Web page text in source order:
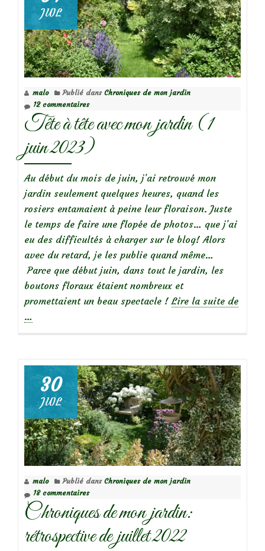
jardin…
JUIL
malo Publié dans Chroniques de mon jardin
12 commentaires
Tête à tête avec mon jardin (1
juin 2023)
Au début du mois de juin, j’ai retrouvé mon
jardin seulement quelques heures, quand les
rosiers entamaient à peine leur floraison. Juste
le temps de faire une flopée de photos… que j’ai
eu des difficultés à charger sur le blog! Alors
avec du retard, je les publie quand même…
Parce que début juin, dans tout le jardin, les
boutons floraux étaient nombreux et
promettaient un beau spectacle ! Lire la suite de
avec
mon
jardin
(1
juin
2023)
…
30
JUIL
malo Publié dans Chroniques de mon jardin
18 commentaires
Chroniques de mon jardin:
rétrospective de juillet 2022